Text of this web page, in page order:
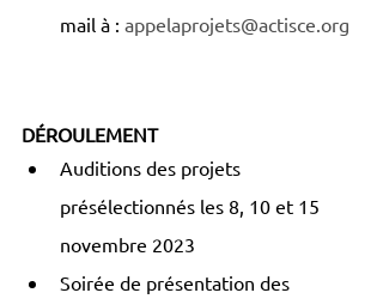
mail à : appelaprojets@actisce.org
DÉROULEMENT
Auditions des projets
présélectionnés les 8, 10 et 15
novembre 2023
Soirée de présentation des